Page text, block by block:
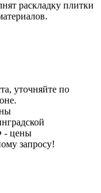
раскладку плитки
уточняйте по
- цены
запросу!